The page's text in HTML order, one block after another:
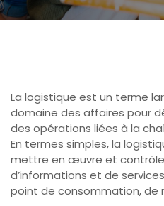
La logistique est un terme
domaine des affaires pour
des opérations liées à la
En termes simples, la
mettre en œuvre et
d’informations et de
point de consommation, de